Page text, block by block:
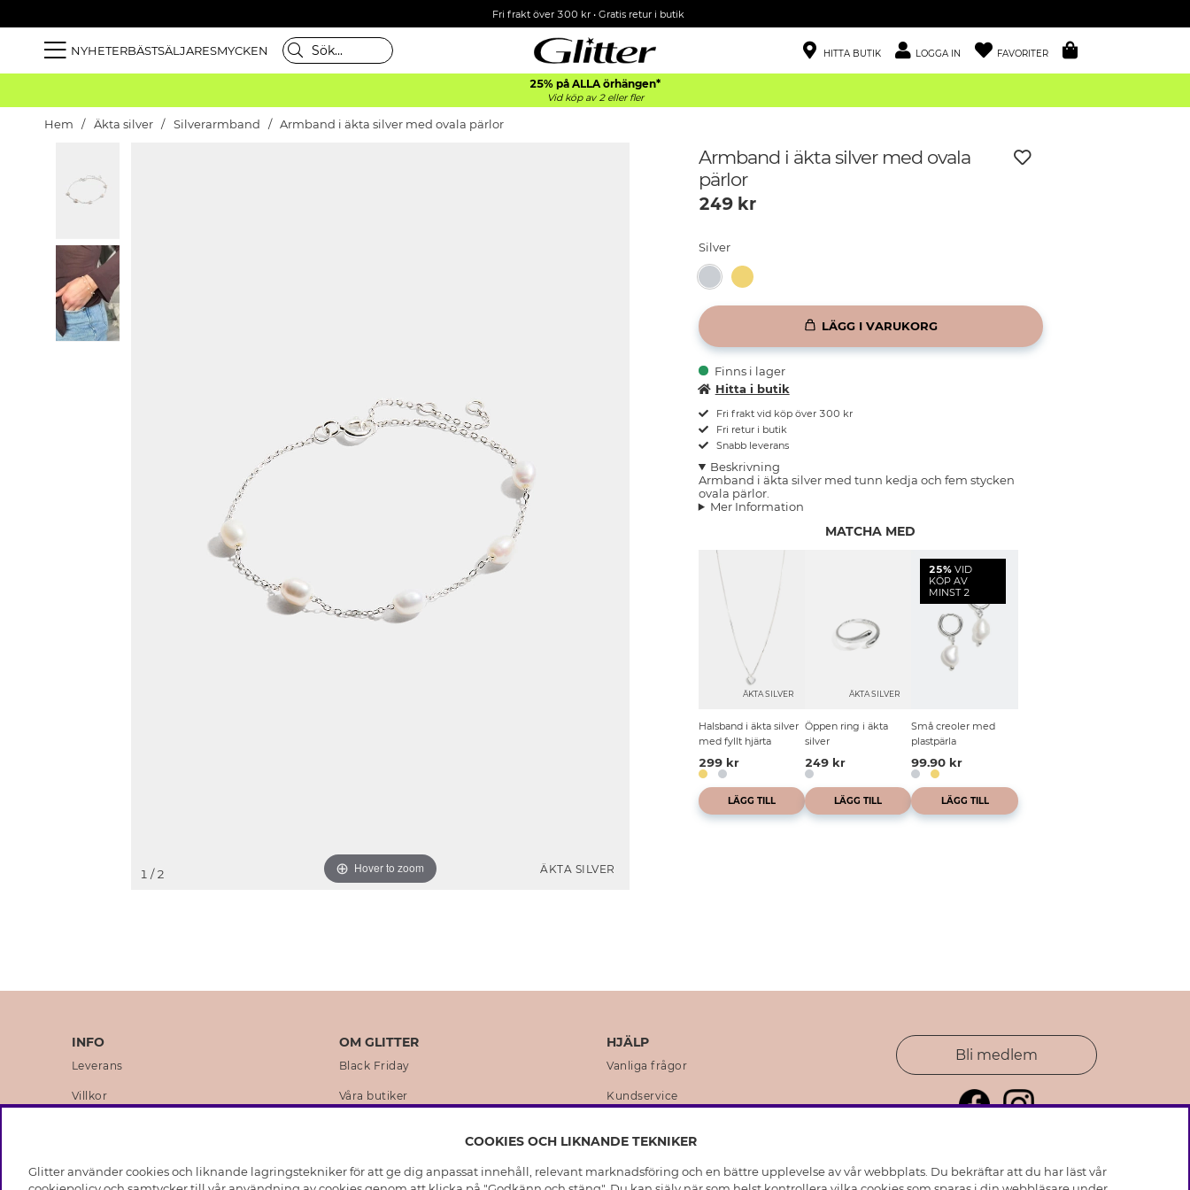
Fri frakt över 300 kr• Gratis retur i butik
NYHETERBÄSTSÄLJARESMYCKEN HITTA BUTIK LOGGA IN FAVORITER
25% på ALLA örhängen*
Vid köp av 2 eller fler
Hem Äkta silver Silverarmband Armband i äkta silver med ovala pärlor
ÄKTA SILVER
Hover to zoom
1 / 2
Armband i äkta silver med ovala
pärlor
249kr
Silver
LÄGG I VARUKORG
Finns i lager
Hitta i butik
Fri frakt vid köp över 300 kr
Fri retur i butik
Snabb leverans
Beskrivning
Armband i äkta silver med tunn kedja och fem stycken
ovala pärlor.
Mer Information
MATCHA MED
ÄKTA SILVER
Halsband i äkta silver
med fyllt hjärta
299 kr
LÄGG TILL
ÄKTA SILVER
Öppen ring i äkta
silver
249 kr
LÄGG TILL
25% VID
KÖP AV
MINST 2
Små creoler med
plastpärla
99.90 kr
LÄGG TILL
INFO
Leverans
Villkor
Medlemsvillkor
OM GLITTER
Black Friday
Våra butiker
Hållbarhet
HJÄLP
Vanliga frågor
Kundservice
Skötselråd skinnhandskar
Bli medlem
COOKIES OCH LIKNANDE TEKNIKER
Glitter använder cookies och liknande lagringstekniker för att ge dig anpassat innehåll, relevant marknadsföring och en bättre upplevelse av vår webbplats. Du bekräftar att du har läst vår